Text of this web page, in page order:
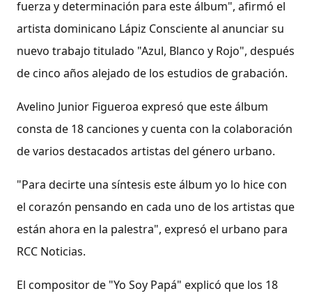
fuerza y determinación para este álbum", afirmó el
artista dominicano Lápiz Consciente al anunciar su
nuevo trabajo titulado "Azul, Blanco y Rojo", después
de cinco años alejado de los estudios de grabación.
Avelino Junior Figueroa expresó que este álbum
consta de 18 canciones y cuenta con la colaboración
de varios destacados artistas del género urbano.
"Para decirte una síntesis este álbum yo lo hice con
el corazón pensando en cada uno de los artistas que
están ahora en la palestra", expresó el urbano para
RCC Noticias.
El compositor de "Yo Soy Papá" explicó que los 18